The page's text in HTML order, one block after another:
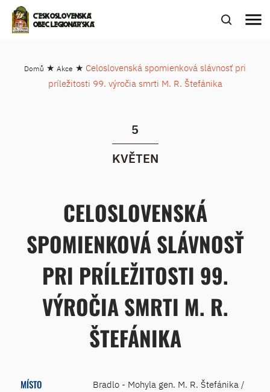
ČESKOSLOVENSKÁ
OBEC LEGIONÁŘSKÁ
menu
Domů ★ Akce ★ Celoslovenská spomienková slávnosť pri
príležitosti 99. výročia smrti M. R. Štefánika
5
KVĚTEN
CELOSLOVENSKÁ
SPOMIENKOVÁ SLÁVNOSŤ
PRI PRÍLEŽITOSTI 99.
VÝROČIA SMRTI M. R.
ŠTEFÁNIKA
MÍSTO
Bradlo - Mohyla gen. M. R. Štefánika /